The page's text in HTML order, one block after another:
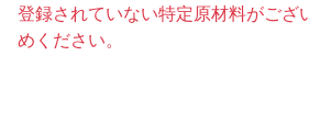
登録されていない特定原材料がござ
めください。